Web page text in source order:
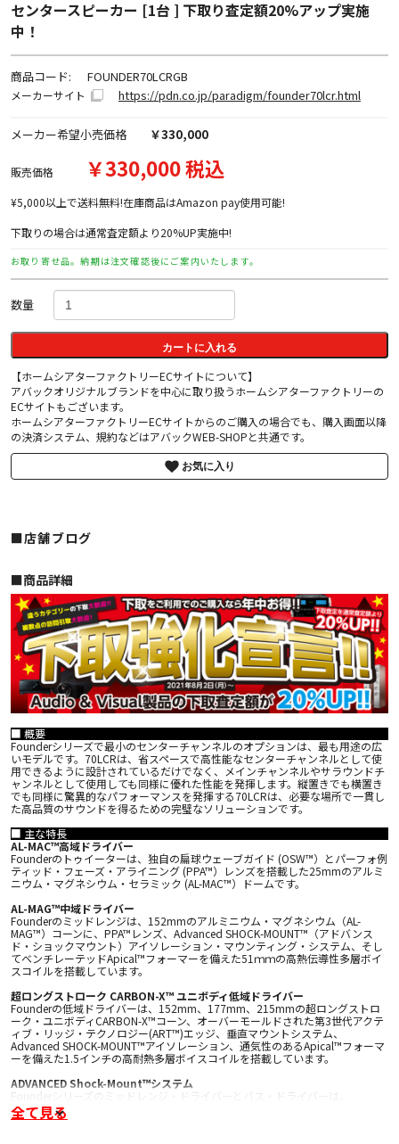
センタースピーカー [1台 ] 下取り査定額20%アップ実施
中！
商品コード: FOUNDER70LCRGB
メーカーサイト https://pdn.co.jp/paradigm/founder70lcr.html
メーカー希望小売価格 ￥330,000
販売価格 ￥330,000 税込
¥5,000以上で送料無料!在庫商品はAmazon pay使用可能!
下取りの場合は通常査定額より20%UP実施中!
お取り寄せ品。納期は注文確認後にご案内いたします。
数量
カートに入れる
【ホームシアターファクトリーECサイトについて】
アバックオリジナルブランドを中心に取り扱うホームシアターファクトリーの
ECサイトもございます。
ホームシアターファクトリーECサイトからのご購入の場合でも、購入画面以降
の決済システム、規約などはアバックWEB-SHOPと共通です。
お気に入り
■店舗ブログ
■︎商品詳細
■ 概要
Founderシリーズで最小のセンターチャンネルのオプションは、最も用途の広
いモデルです。70LCRは、省スペースで高性能なセンターチャンネルとして使
用できるように設計されているだけでなく、メインチャンネルやサラウンドチ
ャンネルとして使用しても同様に優れた性能を発揮します。縦置きでも横置き
でも同様に驚異的なパフォーマンスを発揮する70LCRは、必要な場所で一貫し
た高品質のサウンドを得るための完璧なソリューションです。
■ 主な特長
AL-MAC™高域ドライバー
Founderのトゥイーターは、独自の扁球ウェーブガイド (OSW™）とパーフォ例
ティッド・フェーズ・アライニング (PPA™）レンズを搭載した25mmのアルミ
ニウム・マグネシウム・セラミック (AL-MAC™）ドームです。
AL-MAG™中域ドライバー
Founderのミッドレンジは、152mmのアルミニウム・マグネシウム（AL-
MAG™）コーンに、PPA™レンズ、Advanced SHOCK-MOUNT™（アドバンス
ド・ショックマウント）アイソレーション・マウンティング・システム、そし
てベンチレーテッドApical™フォーマーを備えた51ｍｍの高熱伝導性多層ボイ
スコイルを搭載しています。
超ロングストローク CARBON-X™ ユニボディ低域ドライバー
Founderの低域ドライバーは、152mm、177mm、215mmの超ロングストロ
ーク・ユニボディCARBON-X™コーン、オーバーモールドされた第3世代アクテ
ィブ・リッジ・テクノロジー(ART™)エッジ、垂直マウントシステム、
Advanced SHOCK-MOUNT™アイソレーション、通気性のあるApical™フォーマ
ーを備えた1.5インチの高耐熱多層ボイスコイルを搭載しています。
ADVANCED Shock-Mount™システム
Founderシリーズのミッドレンジ・ドライバーとバス・ドライバーは、
Advanced SHOCK-MOUNT™ アイソレーション・マウントシステムによってフ
ロント・バッフルから機械的に切り離されています。この特別なマウントハー
全て見る